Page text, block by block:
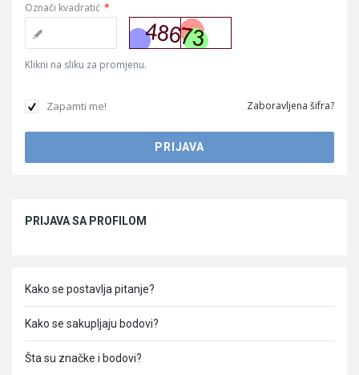
Označi kvadratić *
Klikni na sliku za promjenu.
Zapamti me! Zaboravljena šifra?
PRIJAVA SA PROFILOM
Kako se postavlja pitanje?
Kako se sakupljaju bodovi?
Šta su značke i bodovi?